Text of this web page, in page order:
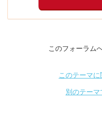
このフォーラム
このテーマ
別のテー